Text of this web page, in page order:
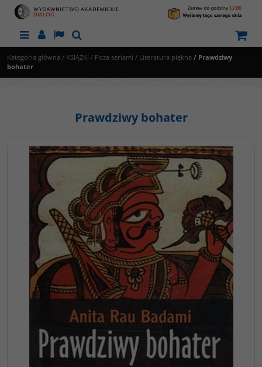
MenuPanelLangSzukaj
Kategoria główna / KSIĄŻKI / Poza seriami / Literatura piękna / Prawdziwy
bohater
Prawdziwy bohater